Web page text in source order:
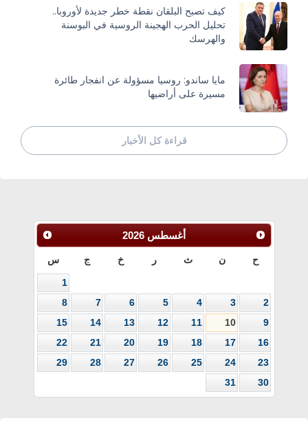
كيف تصبح البلقان نقطة خطر جديدة لأوروبا..
تحليل الحرب الهجينة الروسية في البوسنة
والهرسك
مايا ساندو: روسيا مسؤولة عن انفجار طائرة
مسيرة على أراضيها
قراءة كل الأخبار
أغسطس 2026
ح ن ث ر خ ج س
1
2
3
4
5
6
7
8
9
10
11
12
13
14
15
16
17
18
19
20
21
22
23
24
25
26
27
28
29
30
31